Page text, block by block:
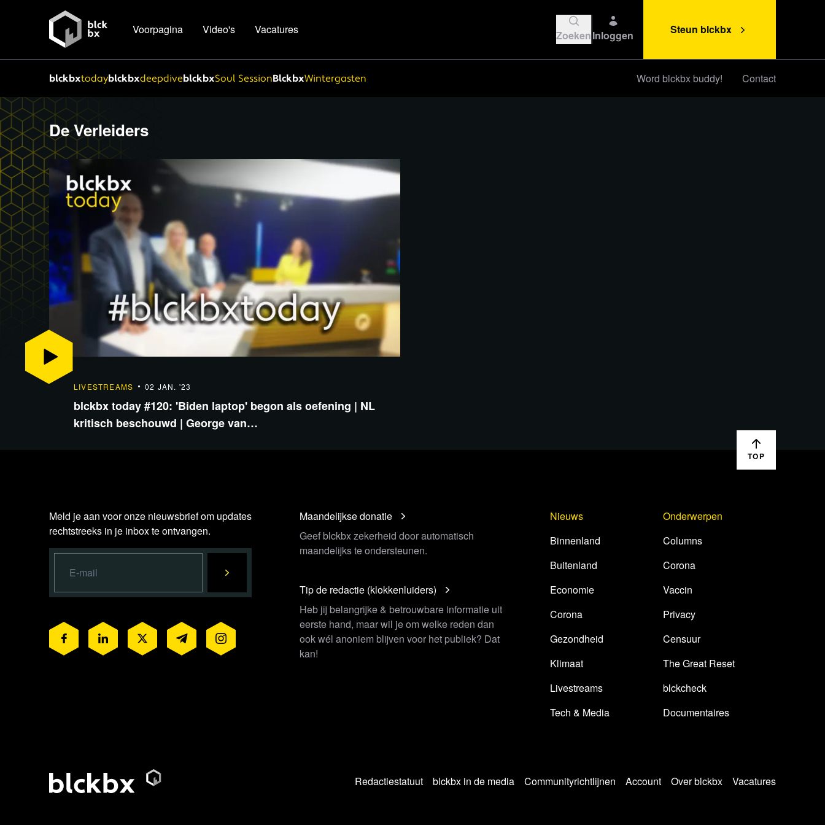
Voorpagina Video's Vacatures ZoekenInloggen Steun blckbx
blckbxtodayblckbxdeepdiveblckbxSoul SessionBlckbxWintergasten Word blckbx buddy! Contact
De Verleiders
LIVESTREAMS 02 JAN. '23
blckbx today #120: 'Biden laptop' begon als oefening | NL
kritisch beschouwd | George van…
TOP
Meld je aan voor onze nieuwsbrief om updates
rechtstreeks in je inbox te ontvangen.
Maandelijkse donatie
Geef blckbx zekerheid door automatisch
maandelijks te ondersteunen.
Tip de redactie (klokkenluiders)
Heb jij belangrijke & betrouwbare informatie uit
eerste hand, maar wil je om welke reden dan
ook wél anoniem blijven voor het publiek? Dat
kan!
Nieuws
Binnenland
Buitenland
Economie
Corona
Gezondheid
Klimaat
Livestreams
Tech & Media
Onderwerpen
Columns
Corona
Vaccin
Privacy
Censuur
The Great Reset
blckcheck
Documentaires
Redactiestatuut blckbx in de media Communityrichtlijnen Account Over blckbx Vacatures